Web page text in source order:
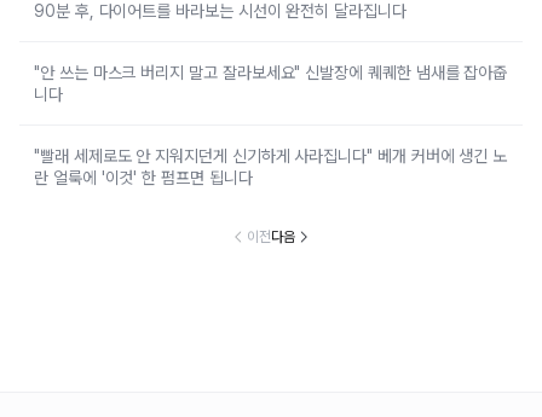
90분 후, 다이어트를 바라보는 시선이 완전히 달라집니다
"안 쓰는 마스크 버리지 말고 잘라보세요" 신발장에 퀘퀘한 냄새를 잡아줍
니다
"빨래 세제로도 안 지워지던게 신기하게 사라집니다" 베개 커버에 생긴 노
란 얼룩에 '이것' 한 펌프면 됩니다
이전다음